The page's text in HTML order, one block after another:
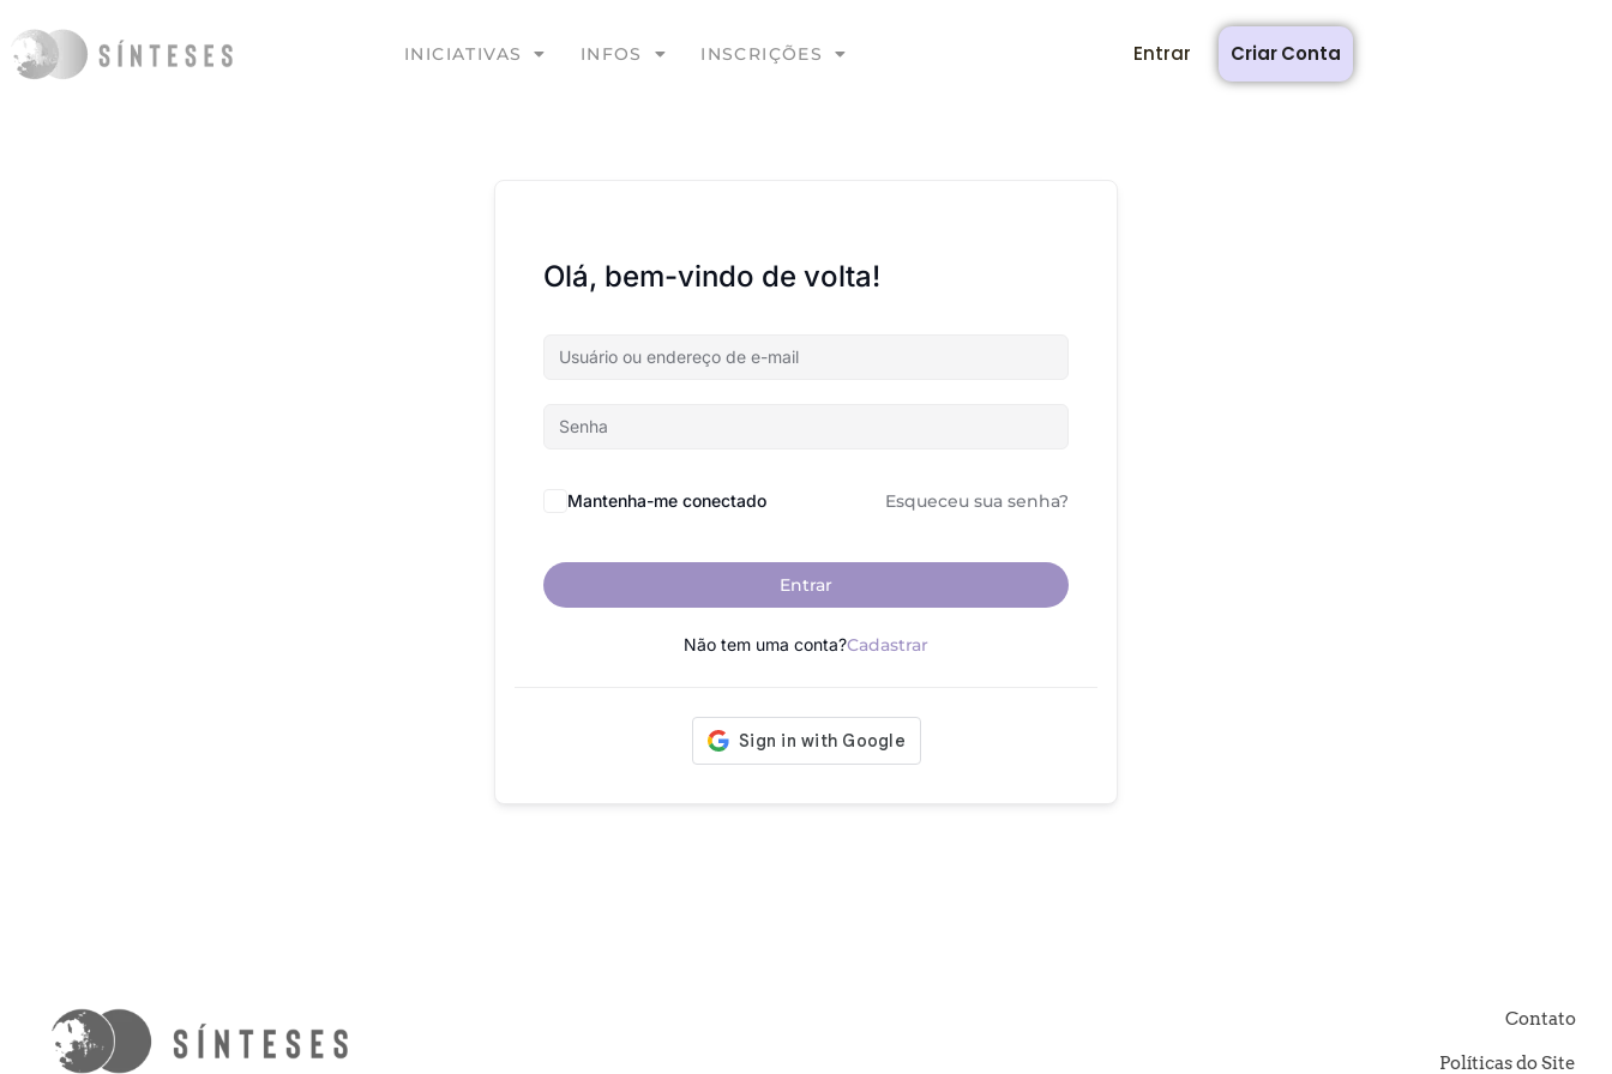
INICIATIVAS INFOS INSCRIÇÕES Entrar Criar Conta
Olá, bem-vindo de volta!
Mantenha-me conectado Esqueceu sua senha?
Entrar
Não tem uma conta?Cadastrar
Contato
Políticas do Site